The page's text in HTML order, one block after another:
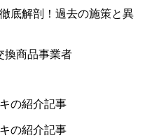
底解剖！過去の施策と異
換商品事業者
の紹介記事
の紹介記事